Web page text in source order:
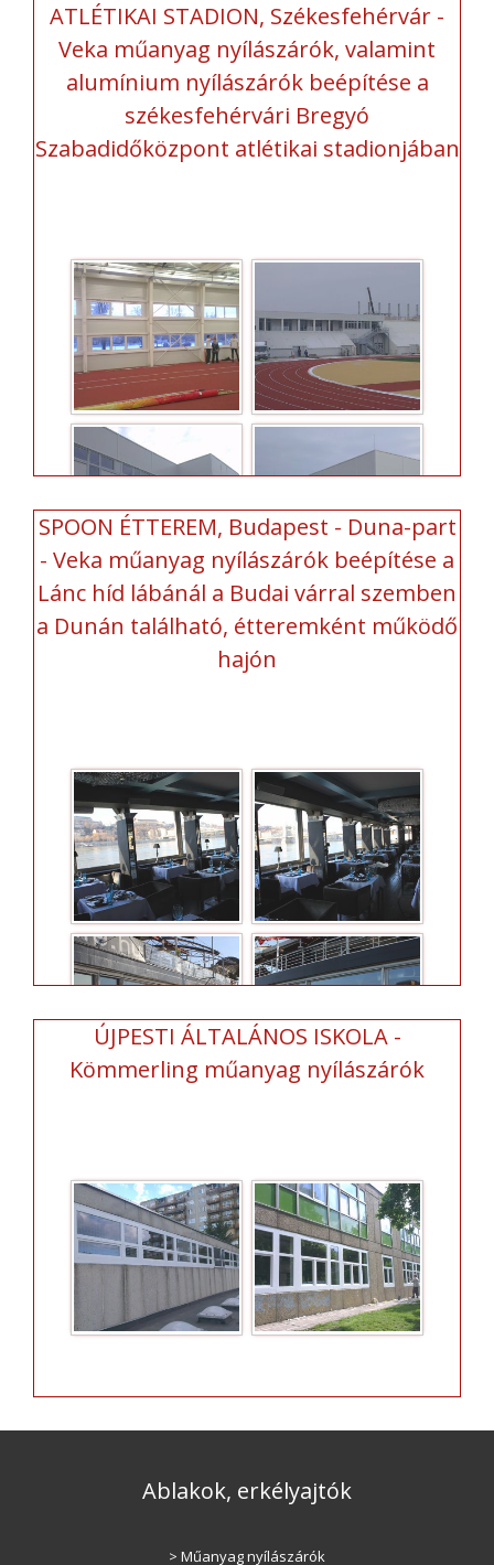
ATLÉTIKAI STADION, Székesfehérvár -
Veka műanyag nyílászárók, valamint
alumínium nyílászárók beépítése a
székesfehérvári Bregyó
Szabadidőközpont atlétikai stadionjában
SPOON ÉTTEREM, Budapest - Duna-part
- Veka műanyag nyílászárók beépítése a
Lánc híd lábánál a Budai várral szemben
a Dunán található, étteremként működő
hajón
ÚJPESTI ÁLTALÁNOS ISKOLA -
Kömmerling műanyag nyílászárók
Ablakok, erkélyajtók
> Műanyag nyílászárók